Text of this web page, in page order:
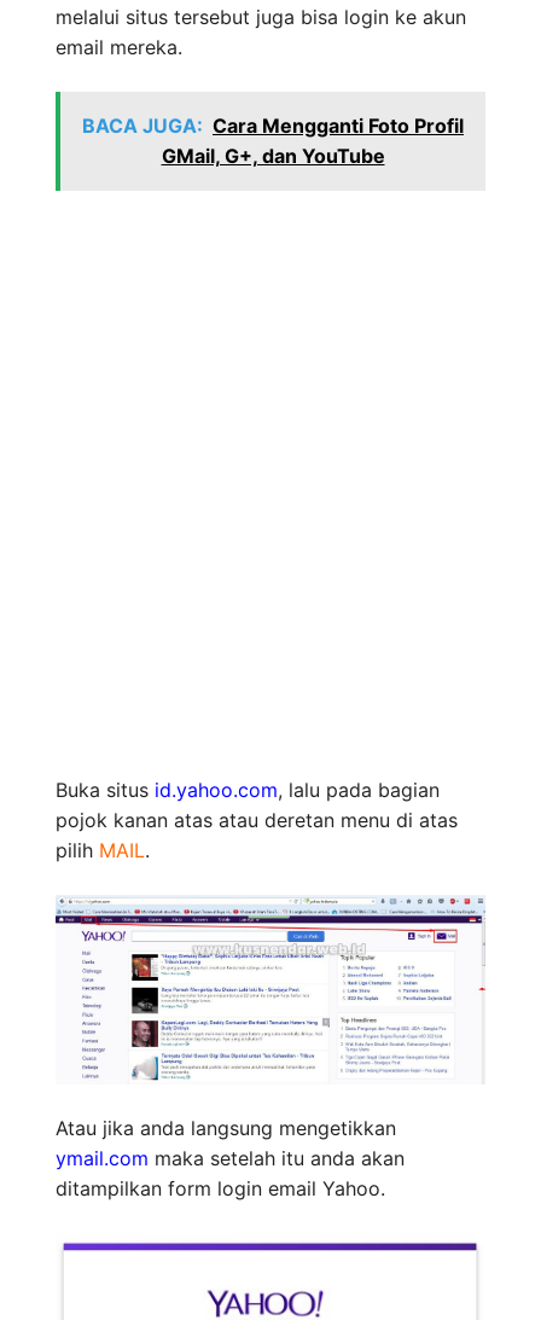
melalui situs tersebut juga bisa login ke akun
email mereka.
BACA JUGA: Cara Mengganti Foto Profil
GMail, G+, dan YouTube
Buka situs id.yahoo.com, lalu pada bagian
pojok kanan atas atau deretan menu di atas
pilih MAIL.
Atau jika anda langsung mengetikkan
ymail.com maka setelah itu anda akan
ditampilkan form login email Yahoo.